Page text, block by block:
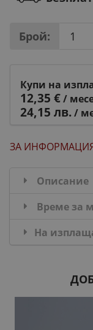
Брой:
Купи на
12,35 €/
24,15 лв./
ЗА
Описание
Време за
На